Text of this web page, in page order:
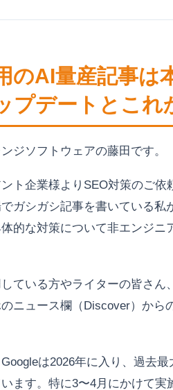
のAI量産記事は
プデートとこれ
ジソフトウェアの藤田です。
ト企業様よりSEO対策のご
ガシガシ記事を書いている私
的な対策について非エンジニ
ている方やライターの皆さん
ニュース欄（Discover）から
は2026年に入り、過去
ます。特に3〜4月にかけて